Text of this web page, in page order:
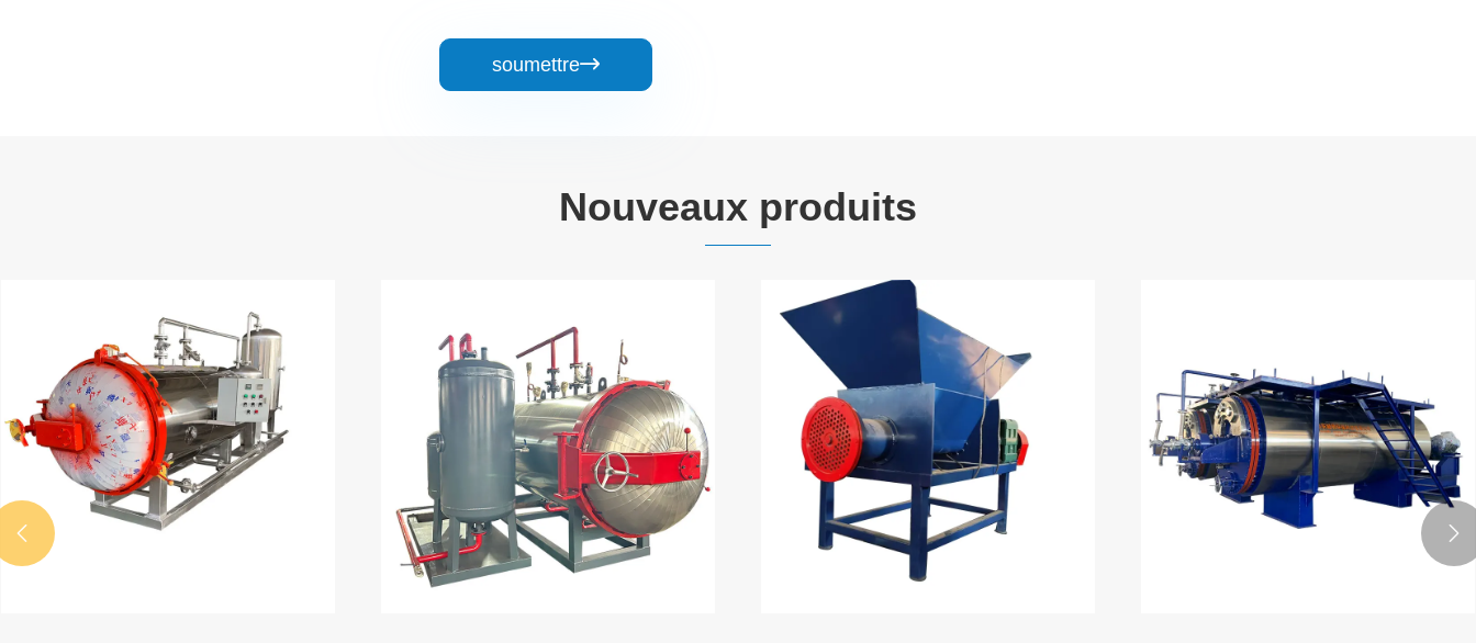
soumettre
Nouveaux produits
 